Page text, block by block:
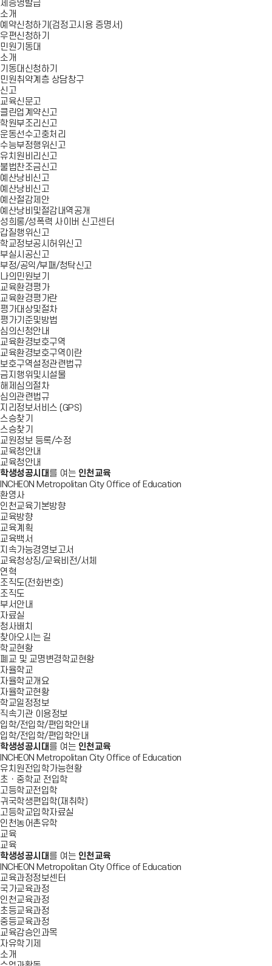
제증명발급
소개
예약신청하기(검정고시용 증명서)
우편신청하기
민원기동대
소개
기동대신청하기
민원취약계층 상담창구
신고
교육신문고
클린업계약신고
학원부조리신고
운동선수고충처리
수능부정행위신고
유치원비리신고
불법찬조금신고
예산낭비신고
예산낭비신고
예산절감제안
예산낭비및절감내역공개
성희롱/성폭력 사이버 신고센터
갑질행위신고
학교정보공시허위신고
부실시공신고
부정/공익/부패/청탁신고
나의민원보기
교육환경평가
교육환경평가란
평가대상및절차
평가기준및방법
심의신청안내
교육환경보호구역
교육환경보호구역이란
보호구역설정관련법규
금지행위및시설물
해제심의절차
심의관련법규
지리정보서비스 (GPS)
스승찾기
스승찾기
교원정보 등록/수정
교육청안내
교육청안내
학생성공시대 를 여는 인천교육
INCHEON Metropolitan City Office of Education
환영사
인천교육기본방향
교육방향
교육계획
교육백서
지속가능경영보고서
교육청상징/교육비전/서체
연혁
조직도(전화번호)
조직도
부서안내
자료실
청사배치
찾아오시는 길
학교현황
폐교 및 교명변경학교현황
자율학교
자율학교개요
자율학교현황
학교일정정보
직속기관 이용정보
입학/전입학/편입학안내
입학/전입학/편입학안내
학생성공시대 를 여는 인천교육
INCHEON Metropolitan City Office of Education
유치원전입학가능현황
초ㆍ중학교 전입학
고등학교전입학
귀국학생편입학(재취학)
고등학교입학자료실
인천농어촌유학
교육
교육
학생성공시대 를 여는 인천교육
INCHEON Metropolitan City Office of Education
교육과정정보센터
국가교육과정
인천교육과정
초등교육과정
중등교육과정
교육감승인과목
자유학기제
소개